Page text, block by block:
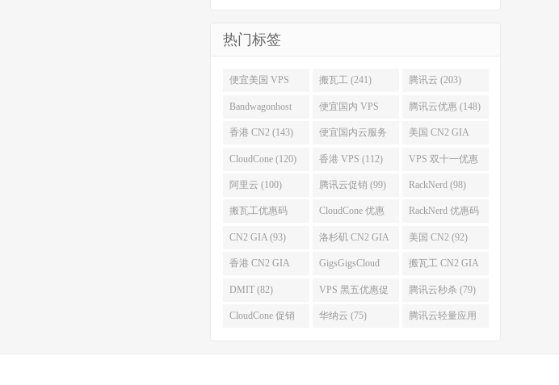
热门标签
便宜美国 VPS
(255)
搬瓦工 (241) 腾讯云 (203)
Bandwagonhost
(188)
便宜国内 VPS
(167)
腾讯云优惠 (148)
香港 CN2 (143) 便宜国内云服务
器 (128)
美国 CN2 GIA
(123)
CloudCone (120) 香港 VPS (112) VPS 双十一优惠
促销 (106)
阿里云 (100) 腾讯云促销 (99) RackNerd (98)
搬瓦工优惠码
(96)
CloudCone 优惠
码 (96)
RackNerd 优惠码
(94)
CN2 GIA (93) 洛杉矶 CN2 GIA
(93)
美国 CN2 (92)
香港 CN2 GIA
(92)
GigsGigsCloud
(85)
搬瓦工 CN2 GIA
(83)
DMIT (82) VPS 黑五优惠促
销整理 (80)
腾讯云秒杀 (79)
CloudCone 促销 华纳云 (75) 腾讯云轻量应用